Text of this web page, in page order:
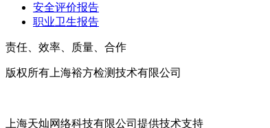
安全评价报告
职业卫生报告
责任、效率、质量、合作
版权所有上海裕方检测技术有限公司
上海天灿网络科技有限公司提供技术支持